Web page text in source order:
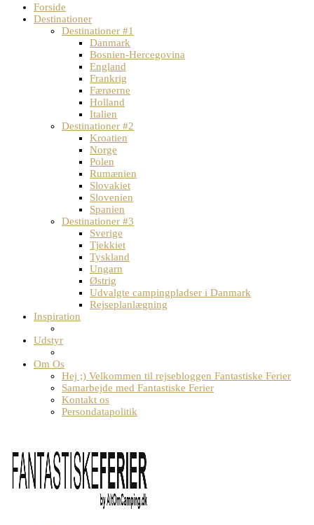
Forside
Destinationer
Destinationer #1
Danmark
Bosnien-Hercegovina
England
Frankrig
Færøerne
Holland
Italien
Destinationer #2
Kroatien
Norge
Polen
Rumænien
Slovakiet
Slovenien
Spanien
Destinationer #3
Sverige
Tjekkiet
Tyskland
Ungarn
Østrig
Udvalgte campingpladser i Danmark
Rejseplanlægning
Inspiration
Udstyr
Om Os
Hej ;) Velkommen til rejsebloggen Fantastiske Ferier
Samarbejde med Fantastiske Ferier
Kontakt os
Persondatapolitik